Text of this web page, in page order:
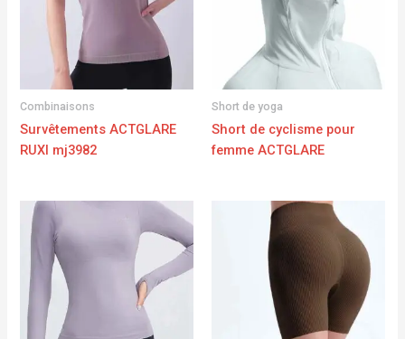
Combinaisons
Survêtements ACTGLARE
RUXI mj3982
Short de yoga
Short de cyclisme pour
femme ACTGLARE